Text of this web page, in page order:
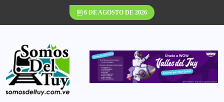
6 DE AGOSTO DE 2026